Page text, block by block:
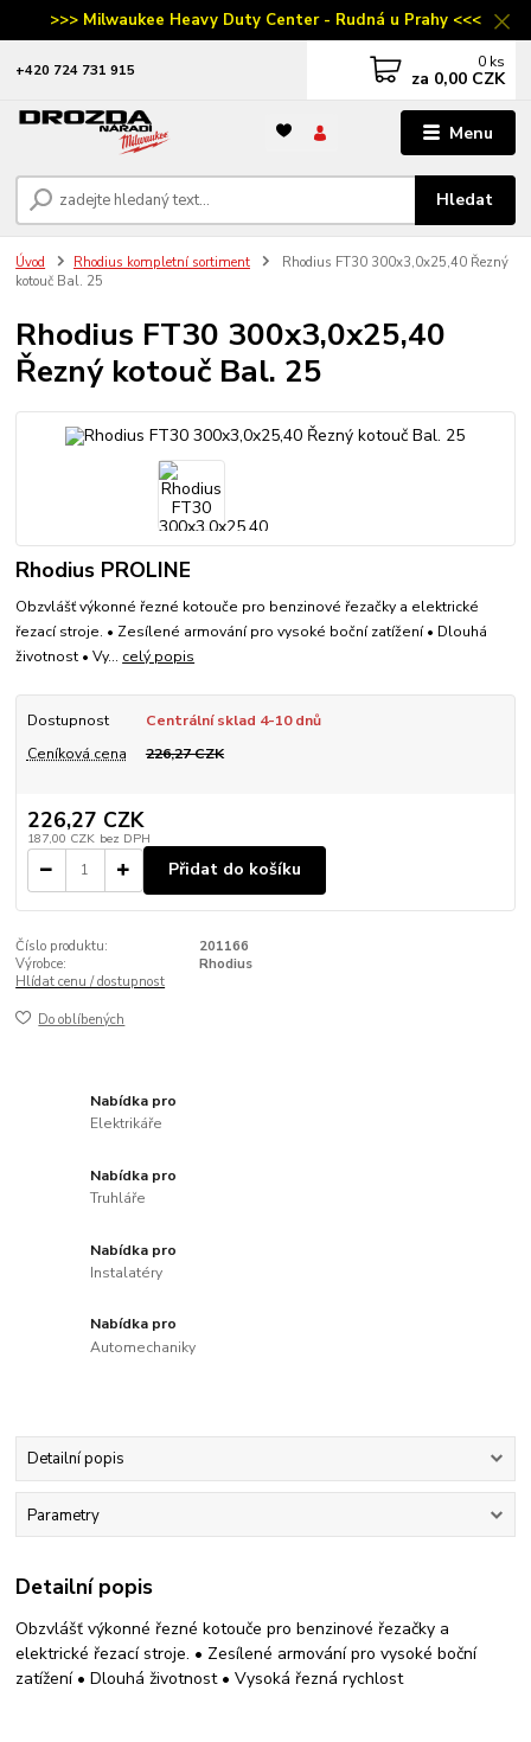
>>> Milwaukee Heavy Duty Center - Rudná u Prahy <<<
Menu
Hledat
‭+420 724 731 915 0 ks
za 0,00 CZK
Úvod Rhodius kompletní sortiment
Rhodius FT30 300x3,0x25,40 Řezný
kotouč Bal. 25
Rhodius FT30 300x3,0x25,40
Řezný kotouč Bal. 25
Rhodius PROLINE
Obzvlášť výkonné řezné kotouče pro benzinové řezačky a elektrické
řezací stroje. • Zesílené armování pro vysoké boční zatížení • Dlouhá
životnost • Vy... celý popis
Dostupnost
Centrální sklad 4-10 dnů
Ceníková cena
226,27 CZK
226,27 CZK
187,00 CZK bez DPH
Přidat do košíku
Číslo produktu:
201166
Výrobce:
Rhodius
Hlídat cenu / dostupnost
Do oblíbených
Nabídka pro
Elektrikáře
Nabídka pro
Truhláře
Nabídka pro
Instalatéry
Nabídka pro
Automechaniky
Detailní popis
Parametry
Detailní popis
Obzvlášť výkonné řezné kotouče pro benzinové řezačky a
elektrické řezací stroje. • Zesílené armování pro vysoké boční
zatížení • Dlouhá životnost • Vysoká řezná rychlost